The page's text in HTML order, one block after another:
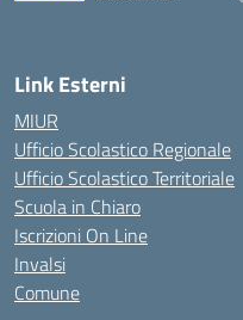
Link Esterni
MIUR
Ufficio Scolastico Regionale
Ufficio Scolastico Territoriale
Scuola in Chiaro
Iscrizioni On Line
Invalsi
Comune